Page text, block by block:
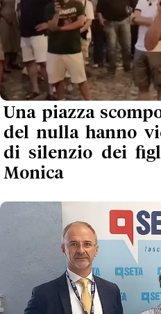
Una piazza
del nulla hanno
di silenzio dei
Monica